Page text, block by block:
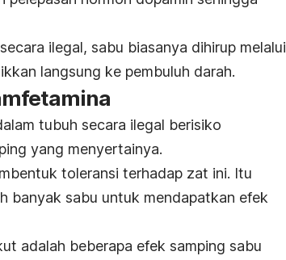
ilegal, sabu biasanya dihirup melalui
langsung ke pembuluh darah.
tubuh secara ilegal berisiko
yang menyertainya.
toleransi terhadap zat ini. Itu
banyak sabu untuk mendapatkan efek
adalah beberapa efek samping sabu